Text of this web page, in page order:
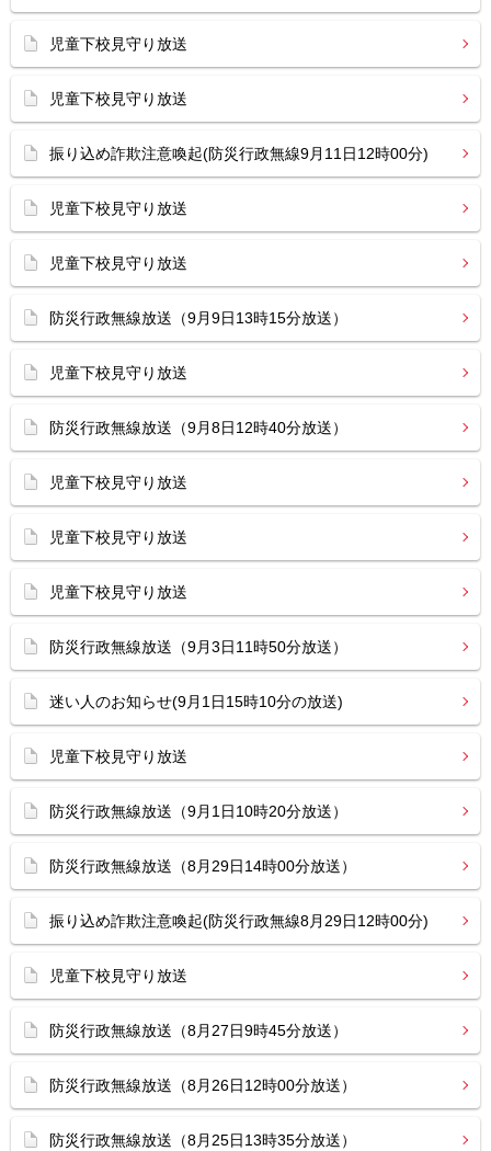
児童下校見守り放送
児童下校見守り放送
振り込め詐欺注意喚起(防災行政無線9月11日12時00分)
児童下校見守り放送
児童下校見守り放送
防災行政無線放送（9月9日13時15分放送）
児童下校見守り放送
防災行政無線放送（9月8日12時40分放送）
児童下校見守り放送
児童下校見守り放送
児童下校見守り放送
防災行政無線放送（9月3日11時50分放送）
迷い人のお知らせ(9月1日15時10分の放送)
児童下校見守り放送
防災行政無線放送（9月1日10時20分放送）
防災行政無線放送（8月29日14時00分放送）
振り込め詐欺注意喚起(防災行政無線8月29日12時00分)
児童下校見守り放送
防災行政無線放送（8月27日9時45分放送）
防災行政無線放送（8月26日12時00分放送）
防災行政無線放送（8月25日13時35分放送）